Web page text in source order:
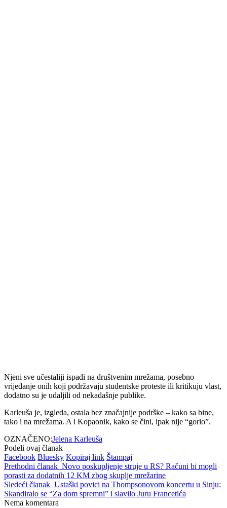
Njeni sve učestaliji ispadi na društvenim mrežama, posebno
vrijeđanje onih koji podržavaju studentske proteste ili kritikuju vlast,
dodatno su je udaljili od nekadašnje publike.
Karleuša je, izgleda, ostala bez značajnije podrške – kako sa bine,
tako i na mrežama. A i Kopaonik, kako se čini, ipak nije “gorio”.
OZNAČENO:Jelena Karleuša
Podeli ovaj članak
Facebook Bluesky Kopiraj link Štampaj
Prethodni članak Novo poskupljenje struje u RS? Računi bi mogli
porasti za dodatnih 12 KM zbog skuplje mrežarine
Sledeći članak Ustaški povici na Thompsonovom koncertu u Sinju:
Skandiralo se “Za dom spremni” i slavilo Juru Francetića
Nema komentara